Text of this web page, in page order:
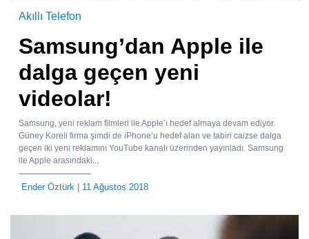
Akıllı Telefon
Samsung’dan Apple ile
dalga geçen yeni
videolar!
Samsung, yeni reklam filmleri ile Apple’ı hedef almaya devam ediyor.
Güney Koreli firma şimdi de iPhone’u hedef alan ve tabiri caizse dalga
geçen iki yeni reklamını YouTube kanalı üzerinden yayınladı. Samsung
ile Apple arasındaki...
Ender Öztürk | 11 Ağustos 2018